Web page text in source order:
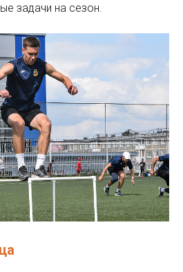
задачи на сезон.